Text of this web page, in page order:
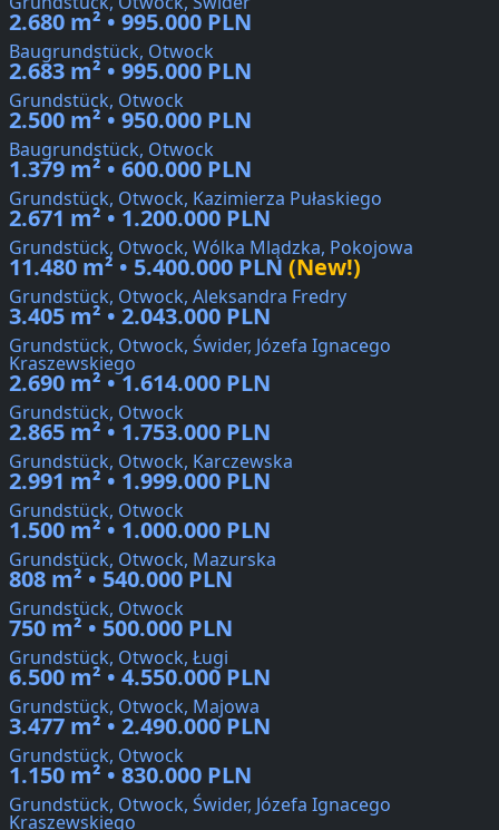
2.680 m² • 995.000 PLN
Baugrundstück, Otwock
2.683 m² • 995.000 PLN
Grundstück, Otwock
2.500 m² • 950.000 PLN
Baugrundstück, Otwock
1.379 m² • 600.000 PLN
Grundstück, Otwock, Kazimierza Pułaskiego
2.671 m² • 1.200.000 PLN
Grundstück, Otwock, Wólka Mlądzka, Pokojowa
11.480 m² • 5.400.000 PLN (New!)
Grundstück, Otwock, Aleksandra Fredry
3.405 m² • 2.043.000 PLN
Grundstück, Otwock, Świder, Józefa Ignacego
Kraszewskiego
2.690 m² • 1.614.000 PLN
Grundstück, Otwock
2.865 m² • 1.753.000 PLN
Grundstück, Otwock, Karczewska
2.991 m² • 1.999.000 PLN
Grundstück, Otwock
1.500 m² • 1.000.000 PLN
Grundstück, Otwock, Mazurska
808 m² • 540.000 PLN
Grundstück, Otwock
750 m² • 500.000 PLN
Grundstück, Otwock, Ługi
6.500 m² • 4.550.000 PLN
Grundstück, Otwock, Majowa
3.477 m² • 2.490.000 PLN
Grundstück, Otwock
1.150 m² • 830.000 PLN
Grundstück, Otwock, Świder, Józefa Ignacego
Kraszewskiego